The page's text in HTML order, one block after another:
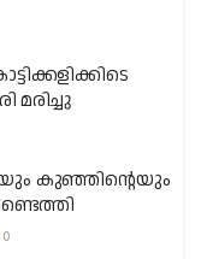
മരിച്ചു
കുഞ്ഞിന്റെയും
0